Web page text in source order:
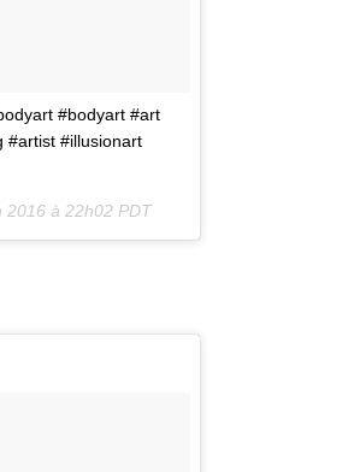
#bodyart #art
#artist #illusionart
2016 à 22h02 PDT